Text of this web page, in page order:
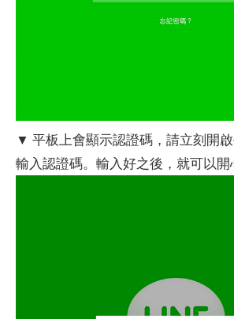
▼ 平板上會顯示認證碼，請立刻開
輸入認證碼。輸入好之後，就可以開